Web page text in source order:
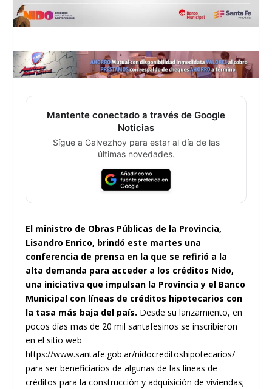
Mantente conectado a través de Google
Noticias
Sígue a Galvezhoy para estar al día de las
últimas novedades.
El ministro de Obras Públicas de la Provincia,
Lisandro Enrico, brindó este martes una
conferencia de prensa en la que se refirió a la
alta demanda para acceder a los créditos Nido,
una iniciativa que impulsan la Provincia y el Banco
Municipal con líneas de créditos hipotecarios con
la tasa más baja del país. Desde su lanzamiento, en
pocos días mas de 20 mil santafesinos se inscribieron
en el sitio web
https://www.santafe.gob.ar/nidocreditoshipotecarios/
para ser beneficiarios de algunas de las líneas de
créditos para la construcción y adquisición de viviendas;